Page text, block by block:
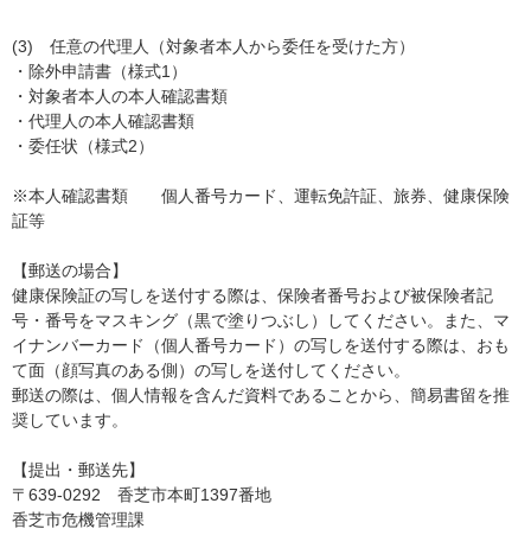
(3) 任意の代理人（対象者本人から委任を受けた方）
・除外申請書（様式1）
・対象者本人の本人確認書類
・代理人の本人確認書類
・委任状（様式2）
※本人確認書類 個人番号カード、運転免許証、旅券、健康保険
証等
【郵送の場合】
健康保険証の写しを送付する際は、保険者番号および被保険者記
号・番号をマスキング（黒で塗りつぶし）してください。また、マ
イナンバーカード（個人番号カード）の写しを送付する際は、おも
て面（顔写真のある側）の写しを送付してください。
郵送の際は、個人情報を含んだ資料であることから、簡易書留を推
奨しています。
【提出・郵送先】
〒639-0292 香芝市本町1397番地
香芝市危機管理課